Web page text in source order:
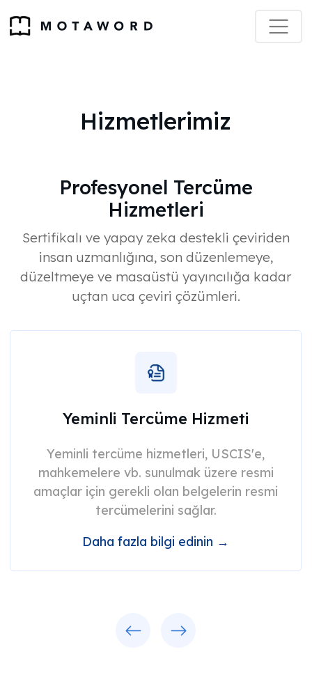
Hizmetlerimiz
Profesyonel Tercüme
Hizmetleri
Sertifikalı ve yapay zeka destekli çeviriden
insan uzmanlığına, son düzenlemeye,
düzeltmeye ve masaüstü yayıncılığa kadar
uçtan uca çeviri çözümleri.
Yeminli Tercüme Hizmeti
Yeminli tercüme hizmetleri, USCIS'e,
mahkemelere vb. sunulmak üzere resmi
amaçlar için gerekli olan belgelerin resmi
tercümelerini sağlar.
Daha fazla bilgi edinin →